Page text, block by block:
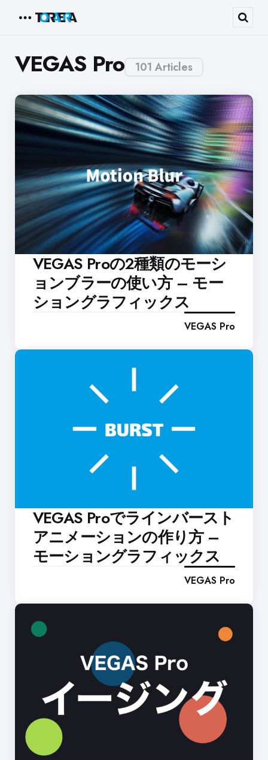
101 Articles
VEGAS Pro
VEGAS Proの2種類のモーシ
ョンブラーの使い方 – モー
ショングラフィックス
VEGAS Pro
VEGAS Proでラインバースト
アニメーションの作り方 –
モーショングラフィックス
VEGAS Pro